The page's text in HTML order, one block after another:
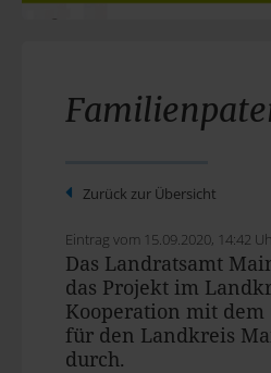
Zurück zur Übersicht
Eintrag vom 15.09.2020, 14:42
Das Landratsamt
das Projekt im
Kooperation mit dem
für den Landkreis
durch.